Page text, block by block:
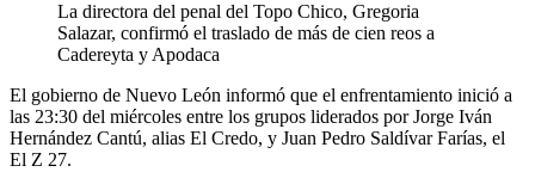
La directora del penal del Topo Chico, Gregoria
Salazar, confirmó el traslado de más de cien reos a
Cadereyta y Apodaca
El gobierno de Nuevo León informó que el enfrentamiento inició a
las 23:30 del miércoles entre los grupos liderados por Jorge Iván
Hernández Cantú, alias El Credo, y Juan Pedro Saldívar Farías, el
El Z 27.